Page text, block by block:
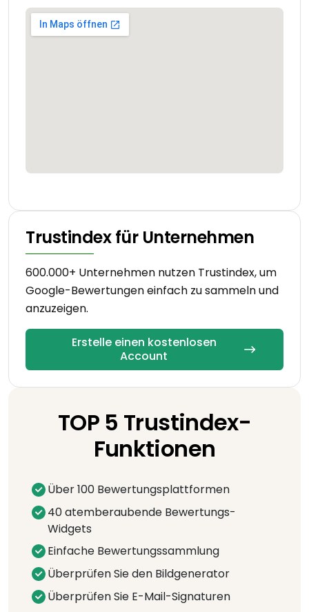
Trustindex für Unternehmen
600.000+ Unternehmen nutzen Trustindex, um
Google-Bewertungen einfach zu sammeln und
anzuzeigen.
Erstelle einen kostenlosen
Account
TOP 5 Trustindex-
Funktionen
Über 100 Bewertungsplattformen
40 atemberaubende Bewertungs-
Widgets
Einfache Bewertungssammlung
Überprüfen Sie den Bildgenerator
Überprüfen Sie E-Mail-Signaturen